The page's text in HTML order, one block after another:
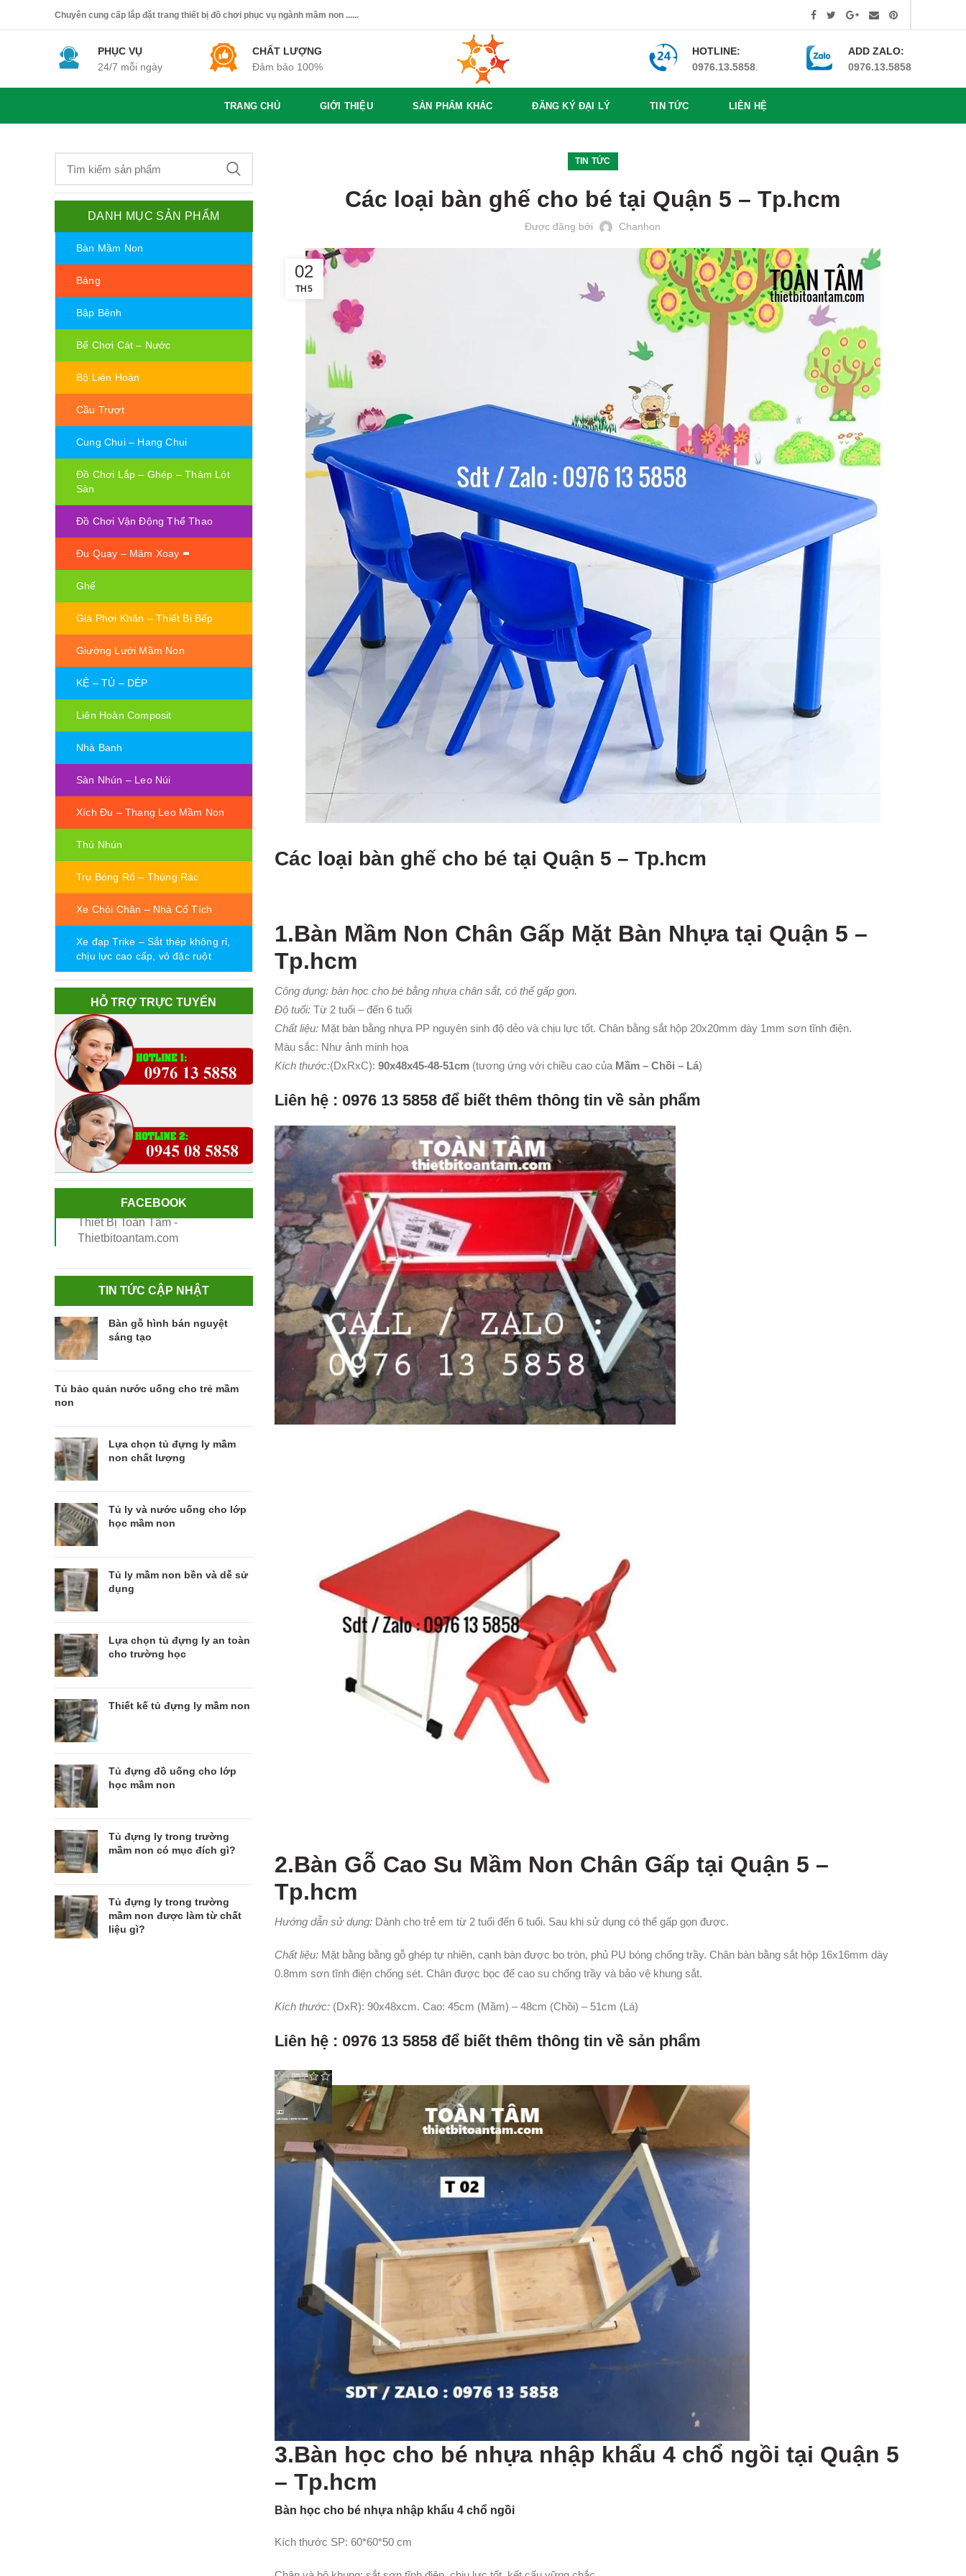
Chuyên cung cấp lắp đặt trang thiết bị đồ chơi phục vụ ngành mầm non ......
PHỤC VỤ
24/7 mỗi ngày
CHẤT LƯỢNG
Đảm bảo 100%
HOTLINE:
0976.13.5858
ADD ZALO:
0976.13.5858
TRANG CHỦ GIỚI THIỆU SẢN PHẨM KHÁC ĐĂNG KÝ ĐẠI LÝ TIN TỨC LIÊN HỆ
TIN TỨC
Các loại bàn ghế cho bé tại Quận 5 – Tp.hcm
Được đăng bởi Chanhon
02
TH5
Các loại bàn ghế cho bé tại Quận 5 – Tp.hcm
1.Bàn Mầm Non Chân Gấp Mặt Bàn Nhựa tại Quận 5 –
Tp.hcm
Công dụng: bàn học cho bé bằng nhựa chân sắt, có thể gấp gọn.
Độ tuổi:Từ 2 tuối – đến 6 tuổi
Chất liệu:Mặt bàn bằng nhựa PP nguyên sinh độ dẻo và chịu lực tốt. Chân bằng sắt hộp 20x20mm dày 1mm sơn tĩnh điện.
Màu sắc: Như ảnh minh họa
Kích thước:(DxRxC): 90x48x45-48-51cm(tương ứng với chiều cao của Mầm – Chồi – Lá)
Liên hệ : 0976 13 5858 để biết thêm thông tin về sản phẩm
2.Bàn Gỗ Cao Su Mầm Non Chân Gấp tại Quận 5 –
Tp.hcm
Hướng dẫn sử dụng:Dành cho trẻ em từ 2 tuổi đến 6 tuổi. Sau khi sử dụng có thể gấp gọn được.
Chất liệu:Mặt bằng bằng gỗ ghép tự nhiên, cạnh bàn được bo tròn, phủ PU bóng chống trầy. Chân bàn bằng sắt hộp 16x16mm dày
0.8mm sơn tĩnh điện chống sét. Chân được bọc đế cao su chống trầy và bảo vệ khung sắt.
Kích thước:(DxR): 90x48xcm. Cao: 45cm (Mầm) – 48cm (Chồi) – 51cm (Lá)
Liên hệ : 0976 13 5858 để biết thêm thông tin về sản phẩm
3.Bàn học cho bé nhựa nhập khẩu 4 chổ ngồi tại Quận 5
– Tp.hcm
Bàn học cho bé nhựa nhập khẩu 4 chổ ngồi
Kích thước SP: 60*60*50 cm
DANH MỤC SẢN PHẨM
Bàn Mầm Non
Bảng
Bập Bênh
Bể Chơi Cát – Nước
Bộ Liên Hoàn
Cầu Trượt
Cung Chui – Hang Chui
Đồ Chơi Lắp – Ghép – Thảm Lót
Sàn
Đồ Chơi Vận Động Thể Thao
Đu Quay – Mâm Xoay
Ghế
Giá Phơi Khăn – Thiết Bị Bếp
Giường Lưới Mầm Non
KỆ – TỦ – DÉP
Liên Hoàn Composit
Nhà Banh
Sàn Nhún – Leo Núi
Xích Đu – Thang Leo Mầm Non
Thú Nhún
Trụ Bóng Rổ – Thùng Rác
Xe Chòi Chân – Nhà Cổ Tích
Xe đạp Trike – Sắt thép không rỉ,
chịu lực cao cấp, vỏ đặc ruột
HỖ TRỢ TRỰC TUYẾN
FACEBOOK
Thiết Bị Toàn Tâm -
Thietbitoantam.com
TIN TỨC CẬP NHẬT
Bàn gỗ hình bán nguyệt
sáng tạo
Tủ bảo quản nước uống cho trẻ mầm
non
Lựa chọn tủ đựng ly mầm
non chất lượng
Tủ ly và nước uống cho lớp
học mầm non
Tủ ly mầm non bền và dễ sử
dụng
Lựa chọn tủ đựng ly an toàn
cho trường học
Thiết kế tủ đựng ly mầm non
Tủ đựng đồ uống cho lớp
học mầm non
Tủ đựng ly trong trường
mầm non có mục đích gì?
Tủ đựng ly trong trường
mầm non được làm từ chất
liệu gì?